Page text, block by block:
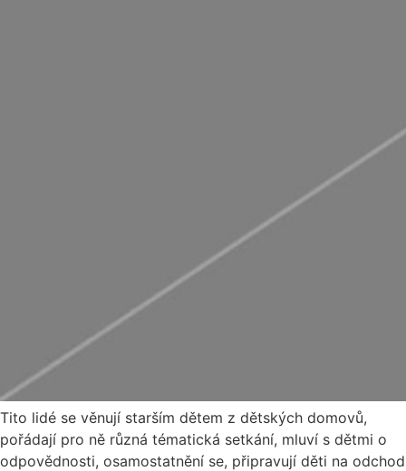
Tito lidé se věnují starším dětem z dětských domovů,
pořádají pro ně různá tématická setkání, mluví s dětmi o
odpovědnosti, osamostatnění se, připravují děti na odchod